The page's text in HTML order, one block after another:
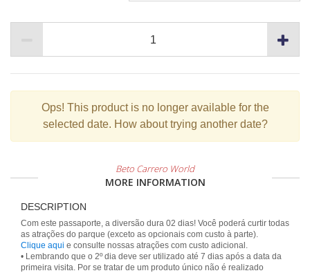
Ops! This product is no longer available for the
selected date. How about trying another date?
Beto Carrero World
MORE INFORMATION
DESCRIPTION
Com este passaporte, a diversão dura 02 dias! Você poderá curtir todas
Clique aqui e consulte nossas atrações com custo adicional.
• Lembrando que o 2º dia deve ser utilizado até 7 dias após a data da
primeira visita. Por se tratar de um produto único não é realizado